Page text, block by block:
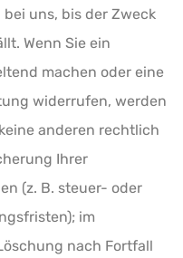
uns, bis der Zweck
Wenn Sie ein
machen oder eine
widerrufen, werden
anderen rechtlich
Ihrer
(z. B. steuer- oder
im
nach Fortfall